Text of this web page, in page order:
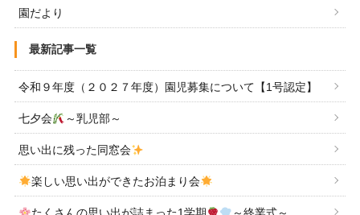
園だより
最新記事一覧
令和９年度（２０２７年度）園児募集について【1号認定】
七夕会 ～乳児部～
思い出に残った同窓会
楽しい思い出ができたお泊まり会